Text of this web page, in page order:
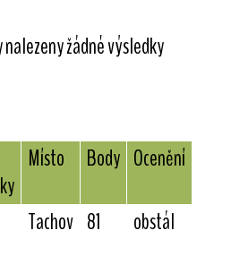
žádné výsledky
Místo Body Ocenění
Tachov 81
obstál